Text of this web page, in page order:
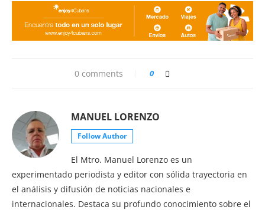
0 comments 0
MANUEL LORENZO
Follow Author
El Mtro. Manuel Lorenzo es un
experimentado periodista y editor con sólida trayectoria en
el análisis y difusión de noticias nacionales e
internacionales. Destaca su profundo conocimiento sobre el